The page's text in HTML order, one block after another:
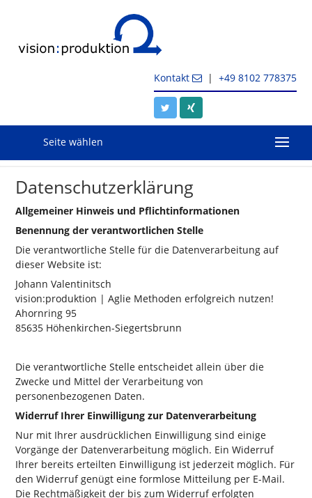
Kontakt | +49 8102 778375
Seite wählen
Datenschutzerklärung
Allgemeiner Hinweis und Pflichtinformationen
Benennung der verantwortlichen Stelle
Die verantwortliche Stelle für die Datenverarbeitung auf
dieser Website ist:
Johann Valentinitsch
vision:produktion | Aglie Methoden erfolgreich nutzen!
Ahornring 95
85635 Höhenkirchen-Siegertsbrunn
Die verantwortliche Stelle entscheidet allein über die
Zwecke und Mittel der Verarbeitung von
personenbezogenen Daten.
Widerruf Ihrer Einwilligung zur Datenverarbeitung
Nur mit Ihrer ausdrücklichen Einwilligung sind einige
Vorgänge der Datenverarbeitung möglich. Ein Widerruf
Ihrer bereits erteilten Einwilligung ist jederzeit möglich. Für
den Widerruf genügt eine formlose Mitteilung per E-Mail.
Die Rechtmäßigkeit der bis zum Widerruf erfolgten